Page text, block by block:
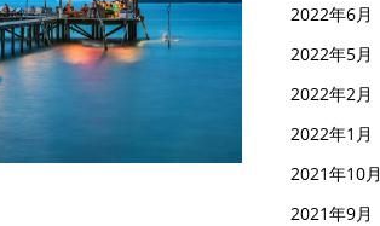
2022年6月
2022年5月
2022年2月
2022年1月
2021年10月
2021年9月